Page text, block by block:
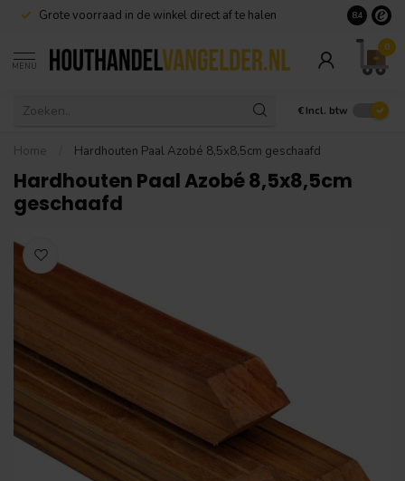
Grote voorraad in de winkel direct af te halen 8.4
MENU
0
€ Incl. btw
Home Hardhouten Paal Azobé 8,5x8,5cm geschaafd
Hardhouten Paal Azobé 8,5x8,5cm
geschaafd